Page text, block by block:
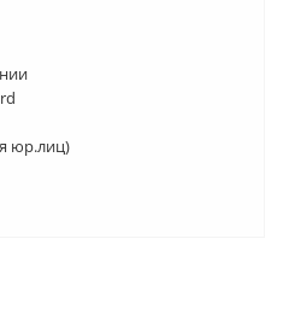
юр.лиц)